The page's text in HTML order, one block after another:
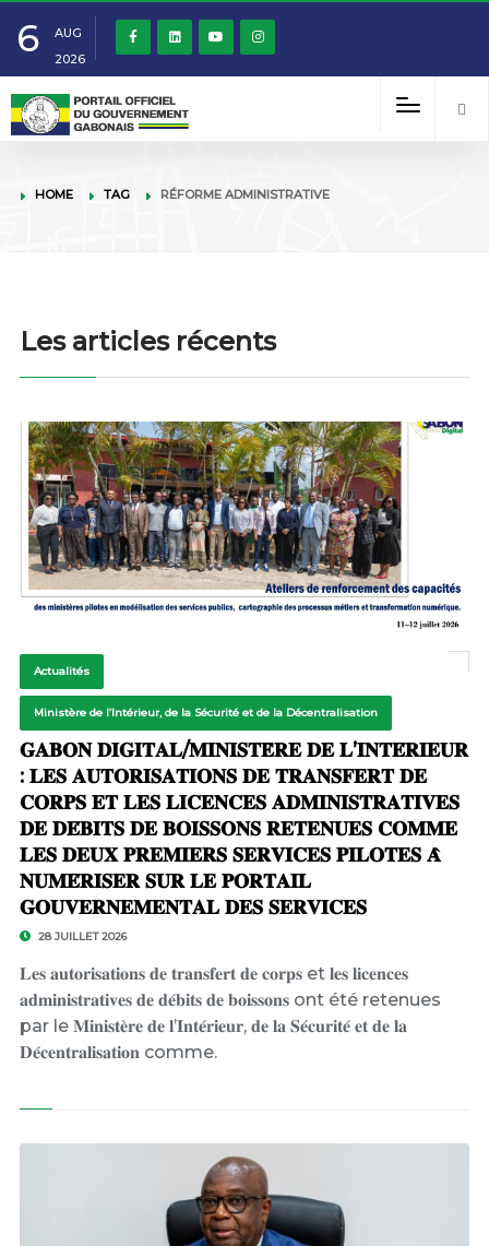
6
AUG
2026
HOME TAG RÉFORME ADMINISTRATIVE
Les articles récents
Actualités
Ministère de l’Intérieur, de la Sécurité et de la Décentralisation
𝐆𝐀𝐁𝐎𝐍 𝐃𝐈𝐆𝐈𝐓𝐀𝐋/𝐌𝐈𝐍𝐈𝐒𝐓𝐄̀𝐑𝐄 𝐃𝐄 𝐋’𝐈𝐍𝐓𝐄́𝐑𝐈𝐄𝐔𝐑
: 𝐋𝐄𝐒 𝐀𝐔𝐓𝐎𝐑𝐈𝐒𝐀𝐓𝐈𝐎𝐍𝐒 𝐃𝐄 𝐓𝐑𝐀𝐍𝐒𝐅𝐄𝐑𝐓 𝐃𝐄
𝐂𝐎𝐑𝐏𝐒 𝐄𝐓 𝐋𝐄𝐒 𝐋𝐈𝐂𝐄𝐍𝐂𝐄𝐒 𝐀𝐃𝐌𝐈𝐍𝐈𝐒𝐓𝐑𝐀𝐓𝐈𝐕𝐄𝐒
𝐃𝐄 𝐃𝐄́𝐁𝐈𝐓𝐒 𝐃𝐄 𝐁𝐎𝐈𝐒𝐒𝐎𝐍𝐒 𝐑𝐄𝐓𝐄𝐍𝐔𝐄𝐒 𝐂𝐎𝐌𝐌𝐄
𝐋𝐄𝐒 𝐃𝐄𝐔𝐗 𝐏𝐑𝐄𝐌𝐈𝐄𝐑𝐒 𝐒𝐄𝐑𝐕𝐈𝐂𝐄𝐒 𝐏𝐈𝐋𝐎𝐓𝐄𝐒 𝐀̀
𝐍𝐔𝐌𝐄́𝐑𝐈𝐒𝐄𝐑 𝐒𝐔𝐑 𝐋𝐄 𝐏𝐎𝐑𝐓𝐀𝐈𝐋
𝐆𝐎𝐔𝐕𝐄𝐑𝐍𝐄𝐌𝐄𝐍𝐓𝐀𝐋 𝐃𝐄𝐒 𝐒𝐄𝐑𝐕𝐈𝐂𝐄𝐒
28 JUILLET 2026
𝐋𝐞𝐬 𝐚𝐮𝐭𝐨𝐫𝐢𝐬𝐚𝐭𝐢𝐨𝐧𝐬 𝐝𝐞 𝐭𝐫𝐚𝐧𝐬𝐟𝐞𝐫𝐭 𝐝𝐞 𝐜𝐨𝐫𝐩𝐬 et 𝐥𝐞𝐬 𝐥𝐢𝐜𝐞𝐧𝐜𝐞𝐬
𝐚𝐝𝐦𝐢𝐧𝐢𝐬𝐭𝐫𝐚𝐭𝐢𝐯𝐞𝐬 𝐝𝐞 𝐝𝐞́𝐛𝐢𝐭𝐬 𝐝𝐞 𝐛𝐨𝐢𝐬𝐬𝐨𝐧𝐬 ont été retenues
par le 𝐌𝐢𝐧𝐢𝐬𝐭𝐞̀𝐫𝐞 𝐝𝐞 𝐥’𝐈𝐧𝐭𝐞́𝐫𝐢𝐞𝐮𝐫, 𝐝𝐞 𝐥𝐚 𝐒𝐞́𝐜𝐮𝐫𝐢𝐭𝐞́ 𝐞𝐭 𝐝𝐞 𝐥𝐚
𝐃𝐞́𝐜𝐞𝐧𝐭𝐫𝐚𝐥𝐢𝐬𝐚𝐭𝐢𝐨𝐧 comme.